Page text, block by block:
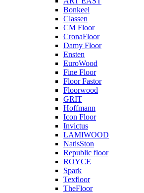
Bonkeel
Classen
CM Floor
CronaFloor
Damy Floor
Ensten
EuroWood
Fine Floor
Floor Fastor
Floorwood
GRIT
Hoffmann
Icon Floor
Invictus
LAMIWOOD
NatisSton
Republic floor
ROYCE
Spark
Texfloor
TheFloor